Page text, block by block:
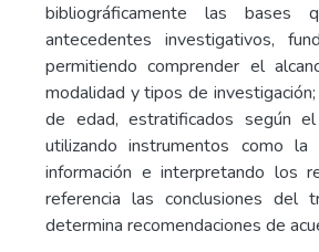
bibliográficamente las bases
antecedentes investigativos,
permitiendo comprender el
modalidad y tipos de
de edad, estratificados según
utilizando instrumentos como
información e interpretando los
referencia las conclusiones del
determina recomendaciones de